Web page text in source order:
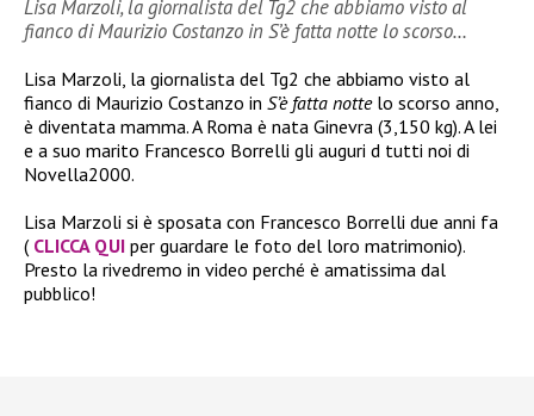
Lisa Marzoli, la giornalista del Tg2 che abbiamo visto al
fianco di Maurizio Costanzo in S’è fatta notte lo scorso…
Lisa Marzoli, la giornalista del Tg2 che abbiamo visto al
fianco di Maurizio Costanzo in S’è fatta notte lo scorso anno,
è diventata mamma. A Roma è nata Ginevra (3,150 kg). A lei
e a suo marito Francesco Borrelli gli auguri d tutti noi di
Novella2000.
Lisa Marzoli si è sposata con Francesco Borrelli due anni fa
(CLICCA QUI per guardare le foto del loro matrimonio).
Presto la rivedremo in video perché è amatissima dal
pubblico!